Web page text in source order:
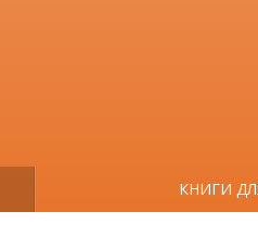
КНИГИ